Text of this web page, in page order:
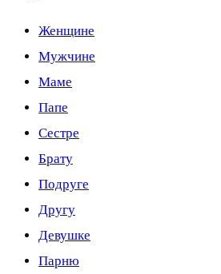
Женщине
Мужчине
Маме
Папе
Сестре
Брату
Подруге
Другу
Девушке
Парню